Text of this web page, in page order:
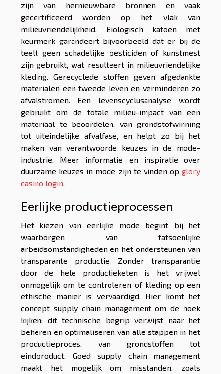
zijn van hernieuwbare bronnen en vaak
gecertificeerd worden op het vlak van
milieuvriendelijkheid. Biologisch katoen met
keurmerk garandeert bijvoorbeeld dat er bij de
teelt geen schadelijke pesticiden of kunstmest
zijn gebruikt, wat resulteert in milieuvriendelijke
kleding. Gerecyclede stoffen geven afgedankte
materialen een tweede leven en verminderen zo
afvalstromen. Een levenscyclusanalyse wordt
gebruikt om de totale milieu-impact van een
materiaal te beoordelen, van grondstofwinning
tot uiteindelijke afvalfase, en helpt zo bij het
maken van verantwoorde keuzes in de mode-
industrie. Meer informatie en inspiratie over
duurzame keuzes in mode zijn te vinden op glory
casino login.
Eerlijke productieprocessen
Het kiezen van eerlijke mode begint bij het
waarborgen van fatsoenlijke
arbeidsomstandigheden en het ondersteunen van
transparante productie. Zonder transparantie
door de hele productieketen is het vrijwel
onmogelijk om te controleren of kleding op een
ethische manier is vervaardigd. Hier komt het
concept supply chain management om de hoek
kijken: dit technische begrip verwijst naar het
beheren en optimaliseren van alle stappen in het
productieproces, van grondstoffen tot
eindproduct. Goed supply chain management
maakt het mogelijk om misstanden, zoals